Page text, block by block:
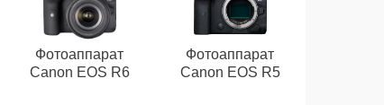
Фотоаппарат
Canon EOS R6
Фотоаппарат
Canon EOS R5